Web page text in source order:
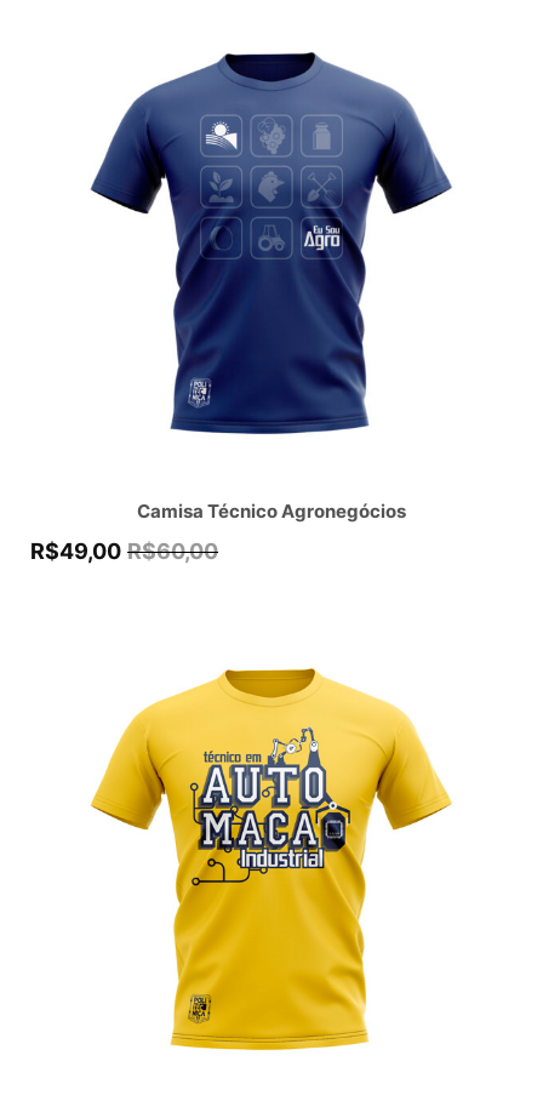
Camisa Técnico Agronegócios
R$60,00
R$49,00